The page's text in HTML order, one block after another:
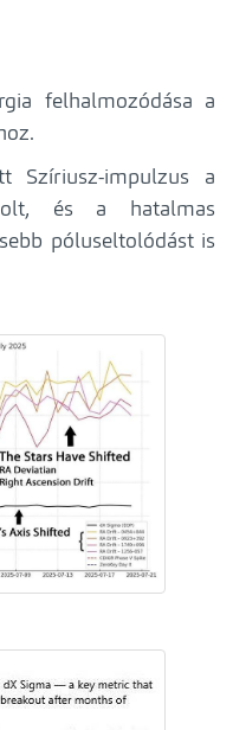
felhalmozódása a
Szíriusz-impulzus a
és a hatalmas
póluseltolódást is